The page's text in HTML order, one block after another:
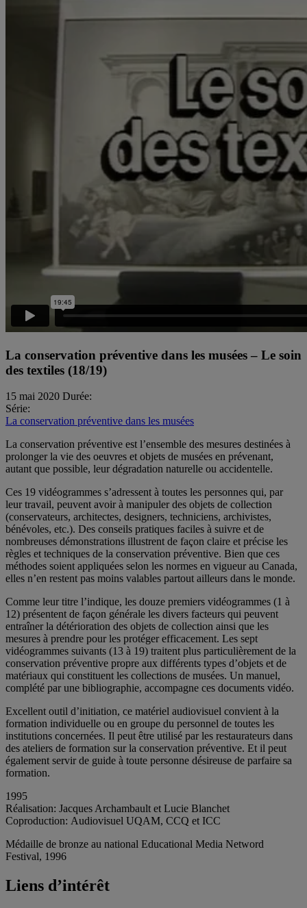
La conservation préventive dans les musées – Le soin
des textiles (18/19)
15 mai 2020 Durée:
Série:
La conservation préventive dans les musées
La conservation préventive est l’ensemble des mesures destinées à
prolonger la vie des oeuvres et objets de musées en prévenant,
autant que possible, leur dégradation naturelle ou accidentelle.
Ces 19 vidéogrammes s’adressent à toutes les personnes qui, par
leur travail, peuvent avoir à manipuler des objets de collection
(conservateurs, architectes, designers, techniciens, archivistes,
bénévoles, etc.). Des conseils pratiques faciles à suivre et de
nombreuses démonstrations illustrent de façon claire et précise les
règles et techniques de la conservation préventive. Bien que ces
méthodes soient appliquées selon les normes en vigueur au Canada,
elles n’en restent pas moins valables partout ailleurs dans le monde.
Comme leur titre l’indique, les douze premiers vidéogrammes (1 à
12) présentent de façon générale les divers facteurs qui peuvent
entraîner la détérioration des objets de collection ainsi que les
mesures à prendre pour les protéger efficacement. Les sept
vidéogrammes suivants (13 à 19) traitent plus particulièrement de la
conservation préventive propre aux différents types d’objets et de
matériaux qui constituent les collections de musées. Un manuel,
complété par une bibliographie, accompagne ces documents vidéo.
Excellent outil d’initiation, ce matériel audiovisuel convient à la
formation individuelle ou en groupe du personnel de toutes les
institutions concernées. Il peut être utilisé par les restaurateurs dans
des ateliers de formation sur la conservation préventive. Et il peut
également servir de guide à toute personne désireuse de parfaire sa
formation.
1995
Réalisation: Jacques Archambault et Lucie Blanchet
Coproduction: Audiovisuel UQAM, CCQ et ICC
Médaille de bronze au national Educational Media Netword
Festival, 1996
Liens d’intérêt